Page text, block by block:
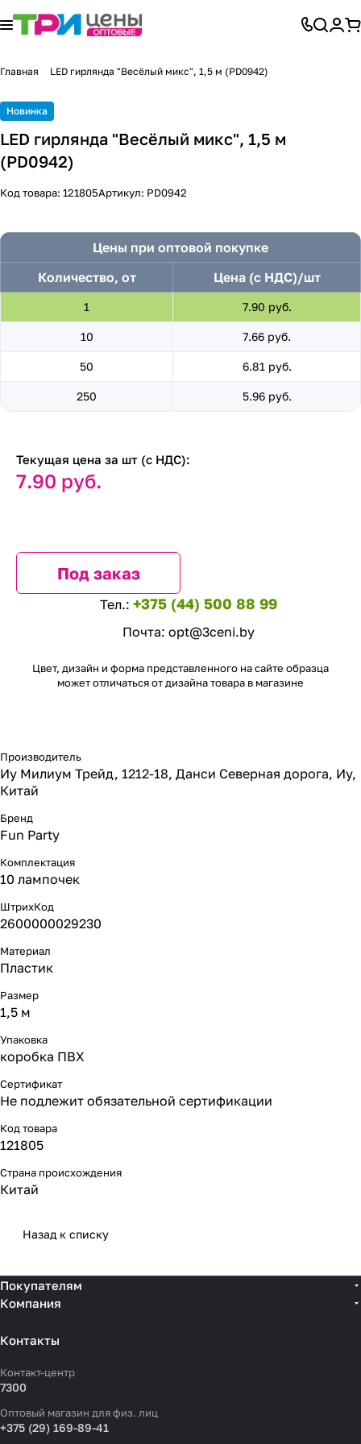
Главная LED гирлянда "Весёлый микс", 1,5 м (PD0942)
Новинка
LED гирлянда "Весёлый микс", 1,5 м
(PD0942)
Код товара: 121805Артикул: PD0942
Цены при оптовой покупке
Количество, от
Цена (с НДС)/шт
1 7.90 руб.
10 7.66 руб.
50 6.81 руб.
250 5.96 руб.
Текущая цена за шт (с НДС):
7.90 руб.
Под заказ
Тел.: +375 (44) 500 88 99
Почта: opt@3ceni.by
Цвет, дизайн и форма представленного на сайте образца
может отличаться от дизайна товара в магазине
Производитель
Иу Милиум Трейд, 1212-18, Данси Северная дорога, Иу,
Китай
Бренд
Fun Party
Комплектация
10 лампочек
ШтрихКод
2600000029230
Материал
Пластик
Размер
1,5 м
Упаковка
коробка ПВХ
Сертификат
Не подлежит обязательной сертификации
Код товара
121805
Страна происхождения
Китай
Назад к списку
Покупателям
Компания
Контакты
Контакт-центр
7300
Оптовый магазин для физ. лиц
+375 (29) 169-89-41